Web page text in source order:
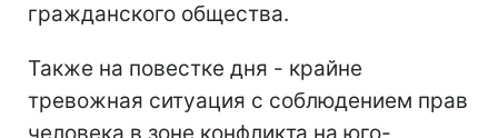
гражданского общества.
Также на повестке дня - крайне
тревожная ситуация с соблюдением прав